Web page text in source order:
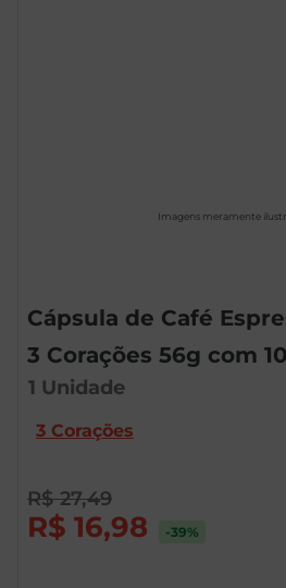
Imagens meramente
Cápsula de Café
3 Corações 56g com
1 Unidade
3 Corações
R$ 27,49
R$ 16,98 -39%